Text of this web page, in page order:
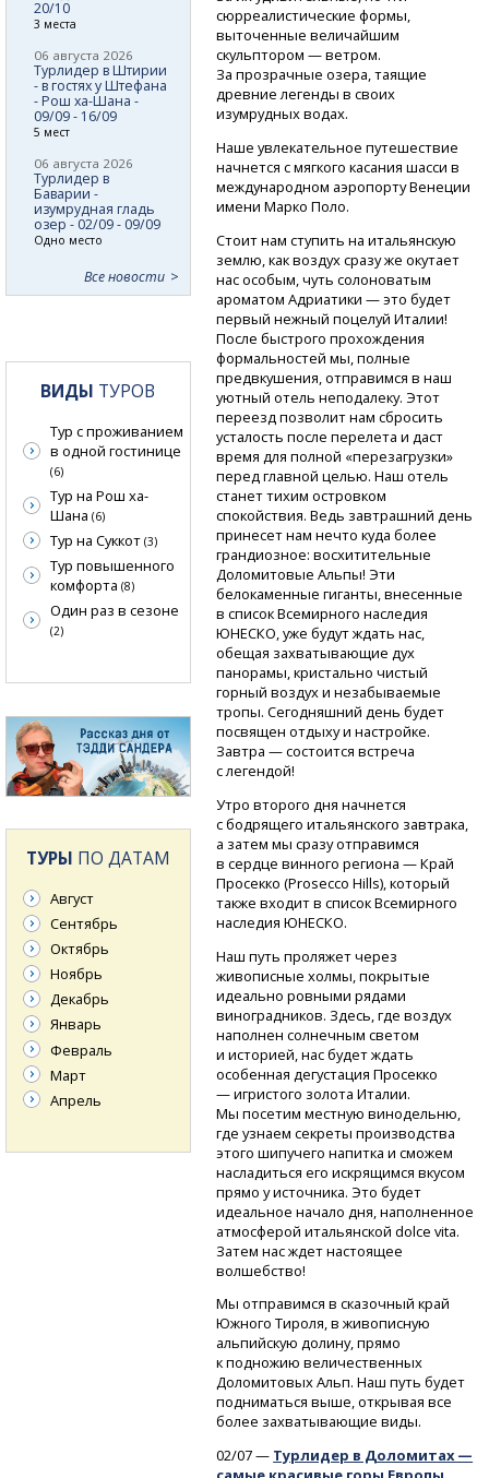
сюрреалистические формы,
выточенные величайшим
скульптором — ветром.
За прозрачные озера, таящие
древние легенды в своих
изумрудных водах.
Наше увлекательное путешествие
начнется с мягкого касания шасси в
международном аэропорту Венеции
имени Марко Поло.
Стоит нам ступить на итальянскую
землю, как воздух сразу же окутает
нас особым, чуть солоноватым
ароматом Адриатики — это будет
первый нежный поцелуй Италии!
После быстрого прохождения
формальностей мы, полные
предвкушения, отправимся в наш
уютный отель неподалеку. Этот
переезд позволит нам сбросить
усталость после перелета и даст
время для полной «перезагрузки»
перед главной целью. Наш отель
станет тихим островком
спокойствия. Ведь завтрашний день
принесет нам нечто куда более
грандиозное: восхитительные
Доломитовые Альпы! Эти
белокаменные гиганты, внесенные
в список Всемирного наследия
ЮНЕСКО, уже будут ждать нас,
обещая захватывающие дух
панорамы, кристально чистый
горный воздух и незабываемые
тропы. Сегодняшний день будет
посвящен отдыху и настройке.
Завтра — состоится встреча
с легендой!
Утро второго дня начнется
с бодрящего итальянского завтрака,
а затем мы сразу отправимся
в сердце винного региона — Край
Просекко (Prosecco Hills), который
также входит в список Всемирного
наследия ЮНЕСКО.
Наш путь проляжет через
живописные холмы, покрытые
идеально ровными рядами
виноградников. Здесь, где воздух
наполнен солнечным светом
и историей, нас будет ждать
особенная дегустация Просекко
— игристого золота Италии.
Мы посетим местную винодельню,
где узнаем секреты производства
этого шипучего напитка и сможем
насладиться его искрящимся вкусом
прямо у источника. Это будет
идеальное начало дня, наполненное
атмосферой итальянской dolce vita.
Затем нас ждет настоящее
волшебство!
Мы отправимся в сказочный край
Южного Тироля, в живописную
альпийскую долину, прямо
к подножию величественных
Доломитовых Альп. Наш путь будет
подниматься выше, открывая все
более захватывающие виды.
02/07 — Турлидер в Доломитах —
20/10
3 места
06 августа 2026
Турлидер в Штирии
- в гостях у Штефана
- Рош ха-Шана -
09/09 - 16/09
5 мест
06 августа 2026
Турлидер в
Баварии -
изумрудная гладь
озер - 02/09 - 09/09
Одно место
Все новости
ВИДЫ ТУРОВ
Тур с проживанием
в одной гостинице
(6)
Тур на Рош ха-
Шана (6)
Тур на Суккот (3)
Тур повышенного
комфорта (8)
Один раз в сезоне
(2)
ТУРЫ ПО ДАТАМ
Август
Сентябрь
Октябрь
Ноябрь
Декабрь
Январь
Февраль
Март
Апрель